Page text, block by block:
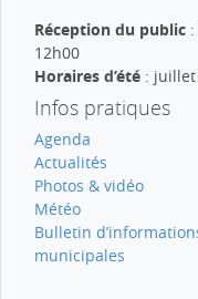
Réception du public
12h00
Horaires d’été : juillet
Infos pratiques
Agenda
Actualités
Photos & vidéo
Météo
Bulletin
municipales